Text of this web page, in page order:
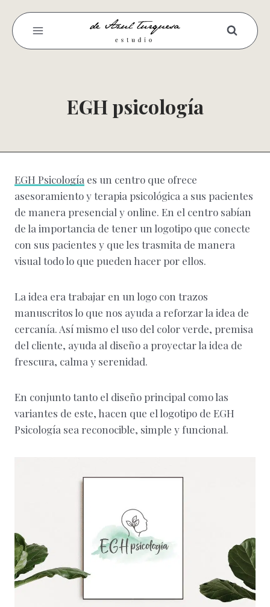
contenido
EGH psicología
EGH Psicología es un centro que ofrece
asesoramiento y terapia psicológica a sus pacientes
de manera presencial y online. En el centro sabían
de la importancia de tener un logotipo que conecte
con sus pacientes y que les trasmita de manera
visual todo lo que pueden hacer por ellos.
La idea era trabajar en un logo con trazos
manuscritos lo que nos ayuda a reforzar la idea de
cercanía. Así mismo el uso del color verde, premisa
del cliente, ayuda al diseño a proyectar la idea de
frescura, calma y serenidad.
En conjunto tanto el diseño principal como las
variantes de este, hacen que el logotipo de EGH
Psicología sea reconocible, simple y funcional.